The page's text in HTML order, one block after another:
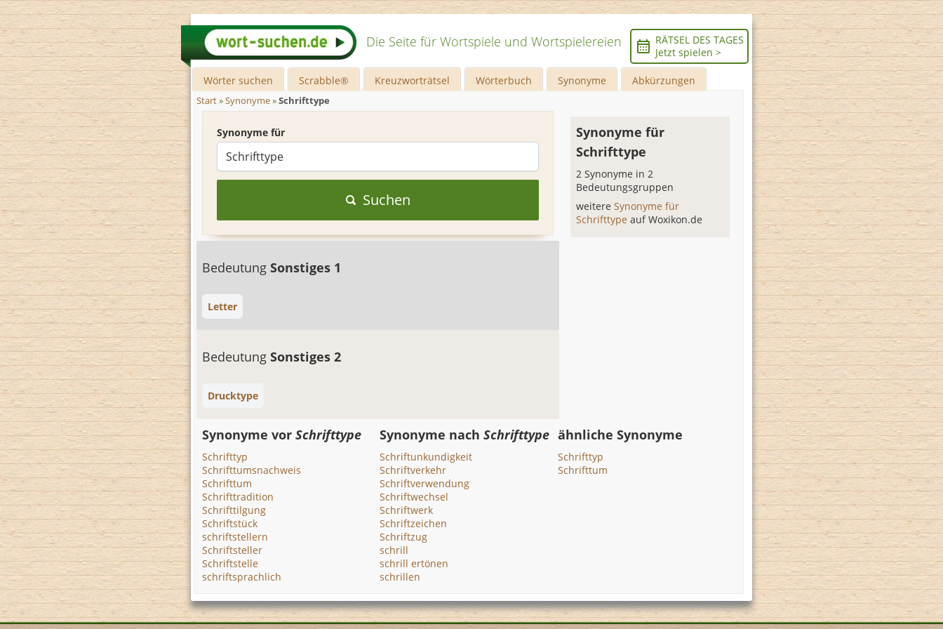
Die Seite für Wortspiele und Wortspielereien
RÄTSEL DES TAGES
Jetzt spielen >
Wörter suchen Scrabble® Kreuzworträtsel Wörterbuch Synonyme Abkürzungen
Start»Synonyme»Schrifttype
Synonyme für
Suchen
Bedeutung Sonstiges 1
Letter
Bedeutung Sonstiges 2
Drucktype
Synonyme für
Schrifttype
2 Synonyme in 2
Bedeutungsgruppen
weitereSynonyme für
Schrifttypeauf Woxikon.de
Synonyme vor Schrifttype
Schrifttyp
Schrifttumsnachweis
Schrifttum
Schrifttradition
Schrifttilgung
Schriftstück
schriftstellern
Schriftsteller
Schriftstelle
schriftsprachlich
Synonyme nachSchrifttype
Schriftunkundigkeit
Schriftverkehr
Schriftverwendung
Schriftwechsel
Schriftwerk
Schriftzeichen
Schriftzug
schrill
schrill ertönen
schrillen
ähnliche Synonyme
Schrifttyp
Schrifttum